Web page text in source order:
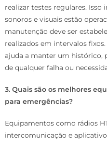
realizar testes regulares. Isso
sonoros e visuais estão
manutenção deve ser
realizados em intervalos
ajuda a manter um histórico,
de qualquer falha ou
3. Quais são os melhores
para emergências?
Equipamentos como rádios
intercomunicação e